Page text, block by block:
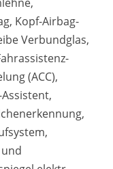
Kopf-Airbag-
Verbundglas,
(ACC),